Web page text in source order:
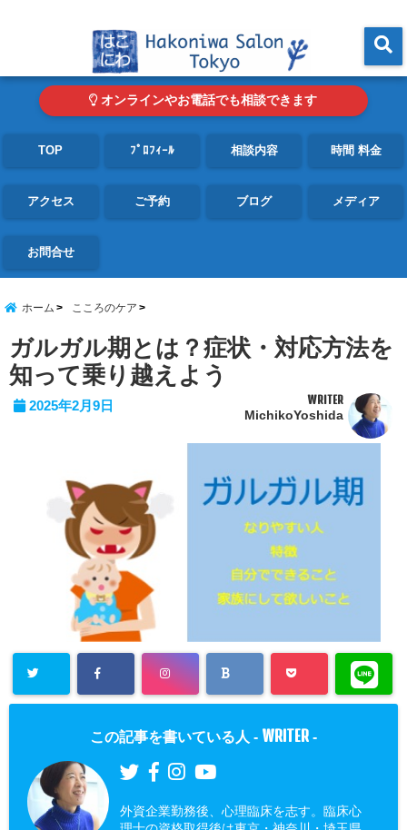
オンラインやお電話でも相談できます
TOP ﾌﾟﾛﾌｨｰﾙ 相談内容 時間 料金
アクセス ご予約 ブログ メディア
お問合せ
ホーム こころのケア
ガルガル期とは？症状・対応方法を
知って乗り越えよう
2025年2月9日 WRITER
MichikoYoshida
この記事を書いている人 - WRITER -
外資企業勤務後、心理臨床を志す。臨床心